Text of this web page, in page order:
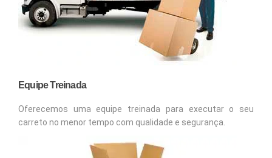
Equipe Treinada
Oferecemos uma equipe treinada para executar o seu
carreto no menor tempo com qualidade e segurança.